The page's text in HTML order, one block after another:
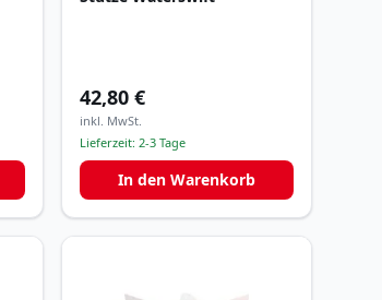
42,80 €
inkl. MwSt.
Lieferzeit: 2-3 Tage
In den Warenkorb